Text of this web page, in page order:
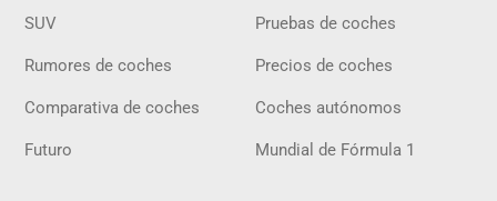
SUV Pruebas de coches
Rumores de coches Precios de coches
Comparativa de coches Coches autónomos
Futuro Mundial de Fórmula 1